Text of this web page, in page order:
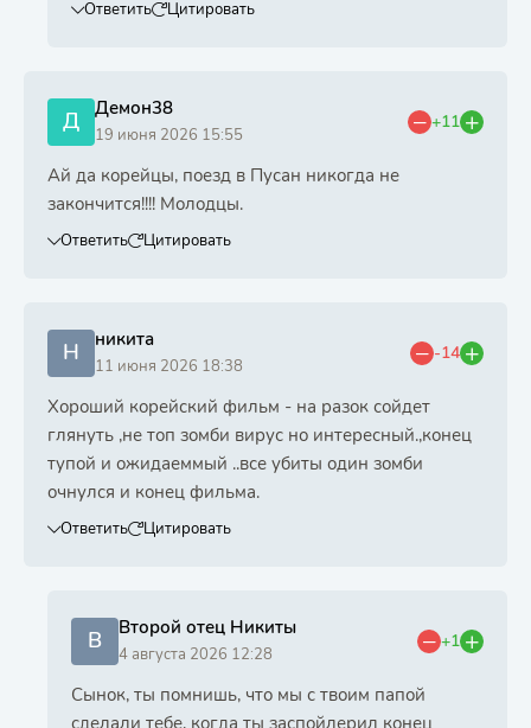
Ответить Цитировать
Д Демон38
19 июня 2026 15:55
+11
Ай да корейцы, поезд в Пусан никогда не
закончится!!!! Молодцы.
Ответить Цитировать
Н никита
11 июня 2026 18:38
-14
Хороший корейский фильм - на разок сойдет
глянуть ,не топ зомби вирус но интересный.,конец
тупой и ожидаеммый ..все убиты один зомби
очнулся и конец фильма.
Ответить Цитировать
В Второй отец Никиты
4 августа 2026 12:28
+1
Сынок, ты помнишь, что мы с твоим папой
сделали тебе, когда ты заспойлерил конец